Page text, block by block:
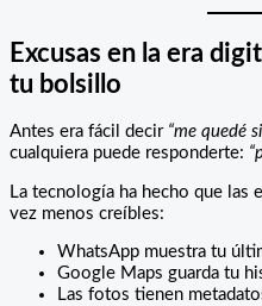
Excusas en la era
tu bolsillo
Antes era fácil decir “me quedé
cualquiera puede responderte:
La tecnología ha hecho que las
vez menos creíbles:
WhatsApp muestra tu
Google Maps guarda tu
Las fotos tienen